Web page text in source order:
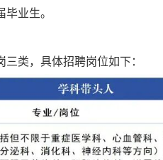
业生。
类，具体招聘岗位如下：